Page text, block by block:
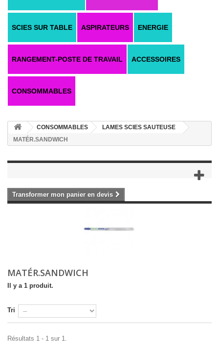
SCIES SUR TABLE ASPIRATEURS ENERGIE
RANGEMENT-POSTE DE TRAVAIL ACCESSOIRES
CONSOMMABLES
CONSOMMABLES
LAMES SCIES SAUTEUSE
MATÉR.SANDWICH
Transformer mon panier en devis
MATÉR.SANDWICH
Il y a 1 produit.
Tri
Résultats 1 - 1 sur 1.